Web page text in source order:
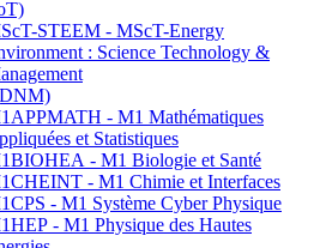
STEEM - MScT-Energy
: Science Technology &
- M1 Mathématiques
et Statistiques
- M1 Biologie et Santé
- M1 Chimie et Interfaces
- M1 Système Cyber Physique
- M1 Physique des Hautes